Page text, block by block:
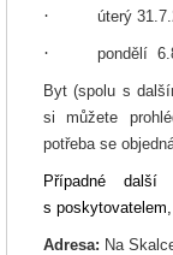
· úterý
· pondělí
Byt (spolu s
si můžete
potřeba se
Případné další
s
Adresa: Na